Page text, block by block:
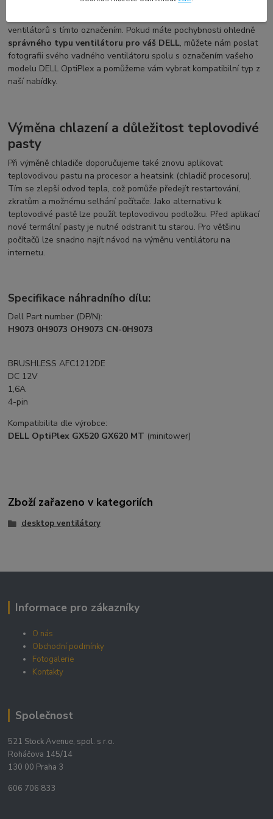
shodovat s označením na vašem vadném ventilátoru či chladiči.
ventilátorů s tímto označením. Pokud máte pochybnosti ohledně
správného typu ventilátoru pro váš DELL, můžete nám poslat
fotografii svého vadného ventilátoru spolu s označením vašeho
modelu DELL OptiPlex a pomůžeme vám vybrat kompatibilní typ z
naší nabídky.
Výměna chlazení a důležitost teplovodivé
pasty
Při výměně chladiče doporučujeme také znovu aplikovat
teplovodivou pastu na procesor a heatsink (chladič procesoru).
Tím se zlepší odvod tepla, což pomůže předejít restartování,
zkratům a možnému selhání počítače. Jako alternativu k
teplovodivé pastě lze použít teplovodivou podložku. Před aplikací
nové termální pasty je nutné odstranit tu starou. Pro většinu
počítačů lze snadno najít návod na výměnu ventilátoru na
internetu.
Specifikace náhradního dílu:
Dell Part number (DP/N):
H9073 0H9073 OH9073 CN-0H9073
BRUSHLESS AFC1212DE
DC 12V
1,6A
4-pin
Kompatibilita dle výrobce:
DELL OptiPlex GX520 GX620 MT (minitower)
Zboží zařazeno v kategoriích
desktop ventilátory
Informace pro zákazníky
O nás
Obchodní podmínky
Fotogalerie
Kontakty
Společnost
521 Stock Avenue, spol. s r.o.
Roháčova 145/14
130 00 Praha 3
606 706 833